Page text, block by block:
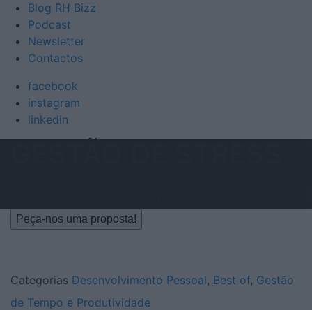
Blog RH Bizz
Podcast
Newsletter
Contactos
facebook
instagram
linkedin
Peça-nos uma proposta!
Categorias Desenvolvimento Pessoal, Best of, Gestão
de Tempo e Produtividade